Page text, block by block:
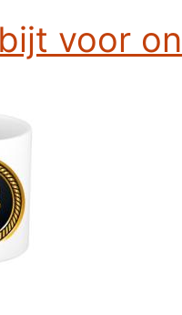
voor
voor onze leden